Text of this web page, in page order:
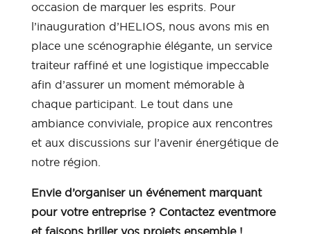
occasion de marquer les esprits. Pour
l’inauguration d’HELIOS, nous avons mis en
place une scénographie élégante, un service
traiteur raffiné et une logistique impeccable
afin d’assurer un moment mémorable à
chaque participant. Le tout dans une
ambiance conviviale, propice aux rencontres
et aux discussions sur l’avenir énergétique de
notre région.
Envie d’organiser un événement marquant
pour votre entreprise ? Contactez eventmore
et faisons briller vos projets ensemble !